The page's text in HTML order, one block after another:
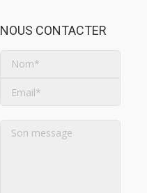
NOUS CONTACTER